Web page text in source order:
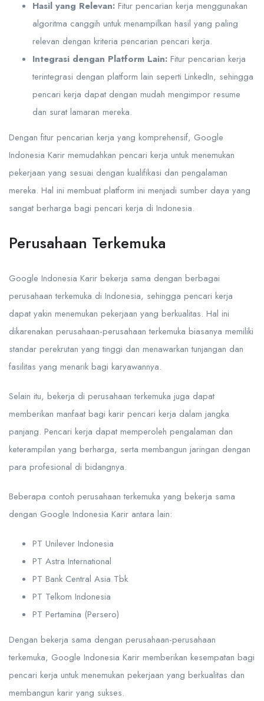
Hasil yang Relevan: Fitur pencarian kerja menggunakan
algoritma canggih untuk menampilkan hasil yang paling
relevan dengan kriteria pencarian pencari kerja.
Integrasi dengan Platform Lain: Fitur pencarian kerja
terintegrasi dengan platform lain seperti LinkedIn, sehingga
pencari kerja dapat dengan mudah mengimpor resume
dan surat lamaran mereka.
Dengan fitur pencarian kerja yang komprehensif, Google
Indonesia Karir memudahkan pencari kerja untuk menemukan
pekerjaan yang sesuai dengan kualifikasi dan pengalaman
mereka. Hal ini membuat platform ini menjadi sumber daya yang
sangat berharga bagi pencari kerja di Indonesia.
Perusahaan Terkemuka
Google Indonesia Karir bekerja sama dengan berbagai
perusahaan terkemuka di Indonesia, sehingga pencari kerja
dapat yakin menemukan pekerjaan yang berkualitas. Hal ini
dikarenakan perusahaan-perusahaan terkemuka biasanya memiliki
standar perekrutan yang tinggi dan menawarkan tunjangan dan
fasilitas yang menarik bagi karyawannya.
Selain itu, bekerja di perusahaan terkemuka juga dapat
memberikan manfaat bagi karir pencari kerja dalam jangka
panjang. Pencari kerja dapat memperoleh pengalaman dan
keterampilan yang berharga, serta membangun jaringan dengan
para profesional di bidangnya.
Beberapa contoh perusahaan terkemuka yang bekerja sama
dengan Google Indonesia Karir antara lain:
PT Unilever Indonesia
PT Astra International
PT Bank Central Asia Tbk
PT Telkom Indonesia
PT Pertamina (Persero)
Dengan bekerja sama dengan perusahaan-perusahaan
terkemuka, Google Indonesia Karir memberikan kesempatan bagi
pencari kerja untuk menemukan pekerjaan yang berkualitas dan
membangun karir yang sukses.